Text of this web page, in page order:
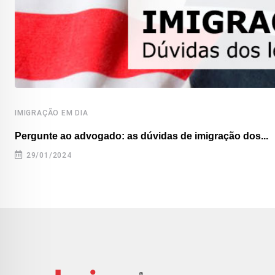
IMIGRAÇÃO EM DIA
Pergunte ao advogado: as dúvidas de imigração dos...
29/01/2024